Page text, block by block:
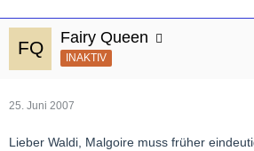
Fairy Queen
INAKTIV
25. Juni 2007
Lieber Waldi, Malgoire muss früher